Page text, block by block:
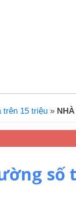
trên 15 triệu »